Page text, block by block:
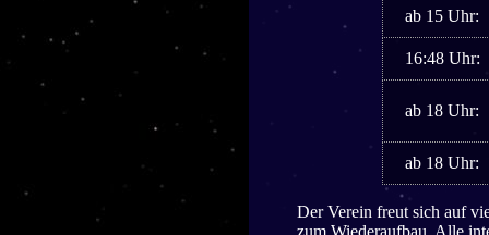
ab 15 Uhr:
16:48 Uhr:
ab 18 Uhr:
ab 18 Uhr:
Der Verein freut sich auf
zum Wiederaufbau. Alle